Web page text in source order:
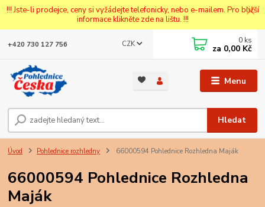
!!! Jste-li prodejce, ceny si vyžádejte telefonicky, nebo e-mailem. Pro bližší
informace klikněte zde na lištu. !!!
Menu
CZK
Hledat
+420 730 127 756 0 ks
za 0,00 Kč
Úvod Pohlednice rozhledny 66000594 Pohlednice Rozhledna Maják
66000594 Pohlednice Rozhledna
Maják